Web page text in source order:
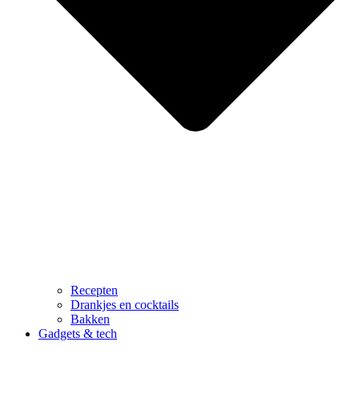
Recepten
Drankjes en cocktails
Bakken
Gadgets & tech